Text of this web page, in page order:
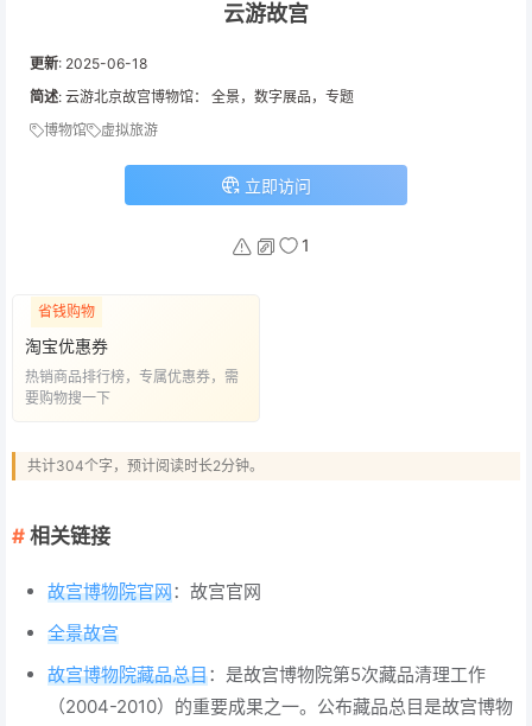
云游故宫
更新: 2025-06-18
简述: 云游北京故宫博物馆： 全景，数字展品，专题
博物馆
虚拟旅游
立即访问
1
省钱购物
淘宝优惠券
热销商品排行榜，专属优惠券，需
要购物搜一下
共计304个字，预计阅读时长2分钟。
相关链接
故宫博物院官网：故宫官网
全景故宫
故宫博物院藏品总目：是故宫博物院第5次藏品清理工作
（2004-2010）的重要成果之一。公布藏品总目是故宫博物